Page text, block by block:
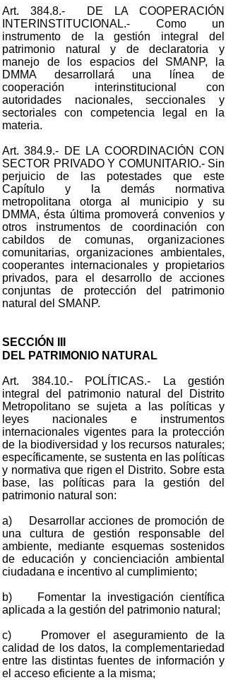
Art. 384.8.- DE LA COOPERACIÓN
INTERINSTITUCIONAL.- Como un
instrumento de la gestión integral del
patrimonio natural y de declaratoria y
manejo de los espacios del SMANP, la
DMMA desarrollará una línea de
cooperación interinstitucional con
autoridades nacionales, seccionales y
sectoriales con competencia legal en la
materia.
Art. 384.9.- DE LA COORDINACIÓN CON
SECTOR PRIVADO Y COMUNITARIO.- Sin
perjuicio de las potestades que este
Capítulo y la demás normativa
metropolitana otorga al municipio y su
DMMA, ésta última promoverá convenios y
otros instrumentos de coordinación con
cabildos de comunas, organizaciones
comunitarias, organizaciones ambientales,
cooperantes internacionales y propietarios
privados, para el desarrollo de acciones
conjuntas de protección del patrimonio
natural del SMANP.
SECCIÓN III
DEL PATRIMONIO NATURAL
Art. 384.10.- POLÍTICAS.- La gestión
integral del patrimonio natural del Distrito
Metropolitano se sujeta a las políticas y
leyes nacionales e instrumentos
internacionales vigentes para la protección
de la biodiversidad y los recursos naturales;
específicamente, se sustenta en las políticas
y normativa que rigen el Distrito. Sobre esta
base, las políticas para la gestión del
patrimonio natural son:
a) Desarrollar acciones de promoción de
una cultura de gestión responsable del
ambiente, mediante esquemas sostenidos
de educación y concienciación ambiental
ciudadana e incentivo al cumplimiento;
b) Fomentar la investigación científica
aplicada a la gestión del patrimonio natural;
c) Promover el aseguramiento de la
calidad de los datos, la complementariedad
entre las distintas fuentes de información y
el acceso eficiente a la misma;